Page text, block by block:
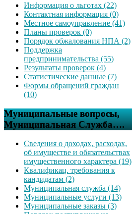
Информация о льготах (22)
Контактная информация (0)
Местное самоуправление (41)
Планы проверок (0)
Порядок обжалования НПА (2)
Поддержка
предпринимательства (55)
Результаты проверок (4)
Статистические данные (7)
Формы обращений граждан
(10)
Муниципальные вопросы,
Муниципальная Служба….
Сведения о доходах, расходах,
об имуществе и обязательствах
имущественного характера (19)
Квалификац. требования к
кандидатам (2)
Муниципальная служба (14)
Муниципальные услуги (13)
Муниципальные заказы (3)